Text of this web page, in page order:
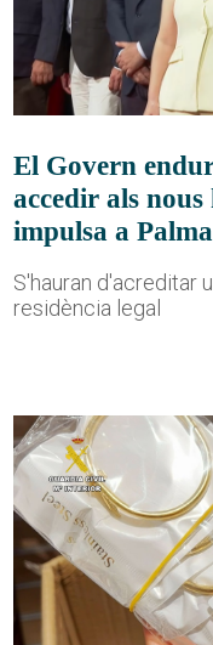
El Govern
accedir als
impulsa a Palma
S'hauran d'acreditar
residència legal